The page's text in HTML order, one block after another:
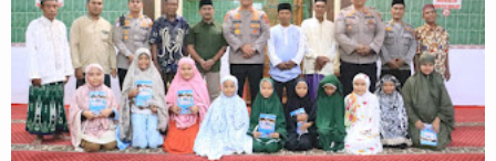
ACEH
EDUKASI
ADVETORIAL